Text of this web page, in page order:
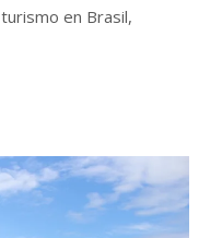
turismo en Brasil,